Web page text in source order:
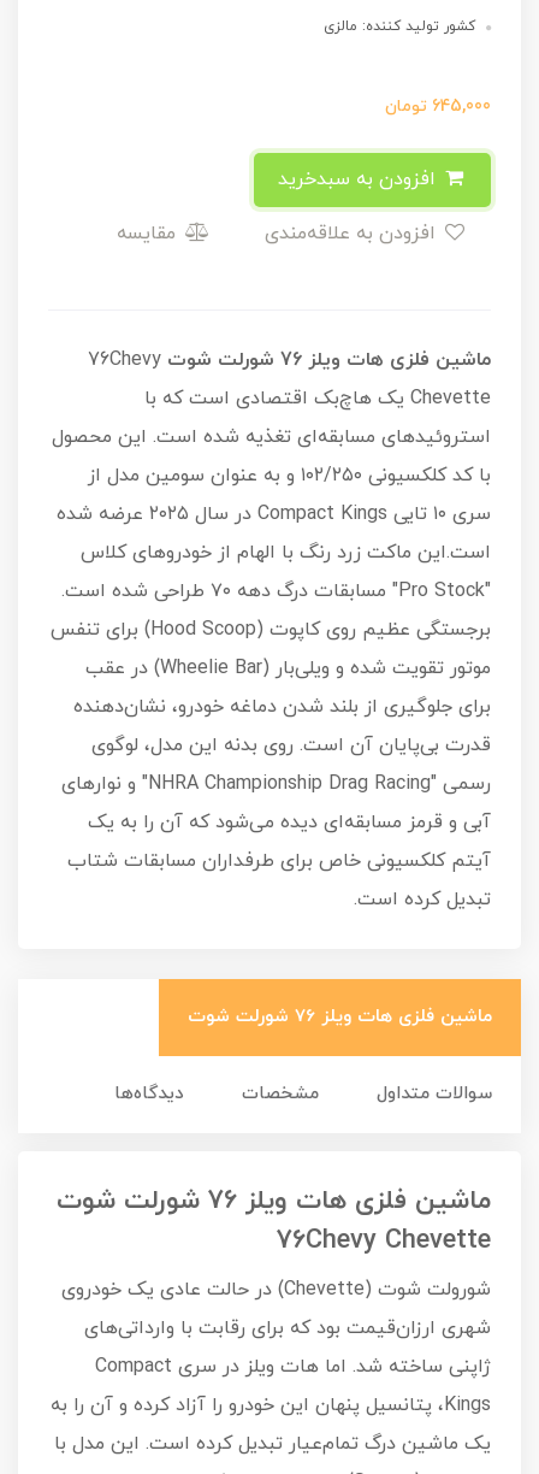
کشور تولید کننده: مالزی
645,000 تومان
مقایسه
ماشین فلزی هات ویلز 76 شورلت شوت
76Chevy
Chevette یک هاچ‌بک اقتصادی است که با
استروئیدهای مسابقه‌ای تغذیه شده است. این محصول
با کد کلکسیونی ۱۰۲/۲۵۰ و به عنوان سومین مدل از
سری ۱۰ تایی Compact Kings در سال ۲۰۲۵ عرضه شده
است.این ماکت زرد رنگ با الهام از خودروهای کلاس
"Pro Stock" مسابقات درگ دهه ۷۰ طراحی شده است.
برجستگی عظیم روی کاپوت (Hood Scoop) برای تنفس
موتور تقویت شده و ویلی‌بار (Wheelie Bar) در عقب
برای جلوگیری از بلند شدن دماغه خودرو، نشان‌دهنده
قدرت بی‌پایان آن است. روی بدنه این مدل، لوگوی
رسمی "NHRA Championship Drag Racing" و نوارهای
آبی و قرمز مسابقه‌ای دیده می‌شود که آن را به یک
آیتم کلکسیونی خاص برای طرفداران مسابقات شتاب
تبدیل کرده است.
ماشین فلزی هات ویلز 76 شورلت شوت
سوالات متداول مشخصات دیدگاه‌ها
ماشین فلزی هات ویلز 76 شورلت شوت
76Chevy Chevette
شورولت شوت (Chevette) در حالت عادی یک خودروی
شهری ارزان‌قیمت بود که برای رقابت با وارداتی‌های
ژاپنی ساخته شد. اما هات ویلز در سری Compact
Kings، پتانسیل پنهان این خودرو را آزاد کرده و آن را به
یک ماشین درگ تمام‌عیار تبدیل کرده است. این مدل با